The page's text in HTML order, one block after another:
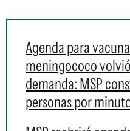
Agenda para
meningococo
demanda: MSP
personas por